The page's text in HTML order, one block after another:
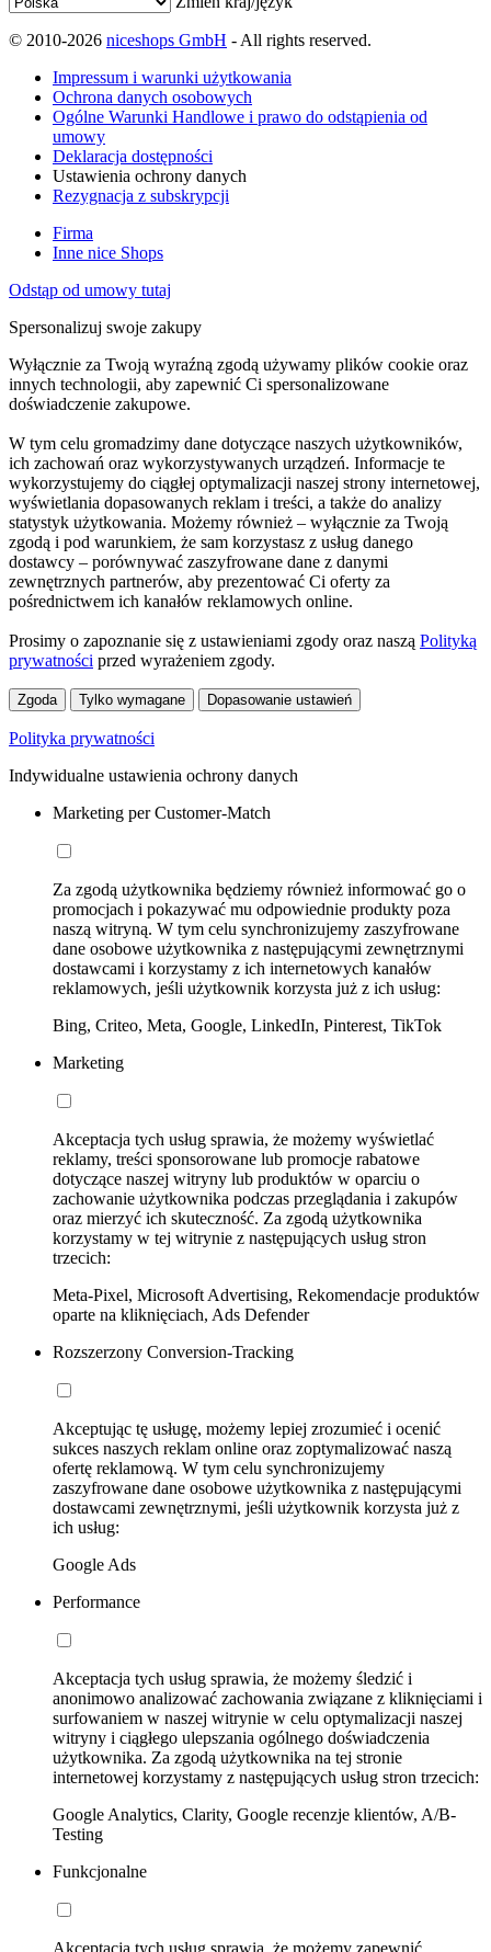
© 2010-2026 niceshops GmbH - All rights reserved.
Impressum i warunki użytkowania
Ochrona danych osobowych
Ogólne Warunki Handlowe i prawo do odstąpienia od
umowy
Deklaracja dostępności
Ustawienia ochrony danych
Rezygnacja z subskrypcji
Firma
Inne nice Shops
Odstąp od umowy tutaj
Spersonalizuj swoje zakupy
Wyłącznie za Twoją wyraźną zgodą używamy plików cookie oraz
innych technologii, aby zapewnić Ci spersonalizowane
doświadczenie zakupowe.
W tym celu gromadzimy dane dotyczące naszych użytkowników,
ich zachowań oraz wykorzystywanych urządzeń. Informacje te
wykorzystujemy do ciągłej optymalizacji naszej strony internetowej,
wyświetlania dopasowanych reklam i treści, a także do analizy
statystyk użytkowania. Możemy również – wyłącznie za Twoją
zgodą i pod warunkiem, że sam korzystasz z usług danego
dostawcy – porównywać zaszyfrowane dane z danymi
zewnętrznych partnerów, aby prezentować Ci oferty za
pośrednictwem ich kanałów reklamowych online.
Prosimy o zapoznanie się z ustawieniami zgody oraz naszą Polityką
prywatności przed wyrażeniem zgody.
Zgoda Tylko wymagane Dopasowanie ustawień
Polityka prywatności
Indywidualne ustawienia ochrony danych
Marketing per Customer-Match
Za zgodą użytkownika będziemy również informować go o
promocjach i pokazywać mu odpowiednie produkty poza
naszą witryną. W tym celu synchronizujemy zaszyfrowane
dane osobowe użytkownika z następującymi zewnętrznymi
dostawcami i korzystamy z ich internetowych kanałów
reklamowych, jeśli użytkownik korzysta już z ich usług:
Bing, Criteo, Meta, Google, LinkedIn, Pinterest, TikTok
Marketing
Akceptacja tych usług sprawia, że możemy wyświetlać
reklamy, treści sponsorowane lub promocje rabatowe
dotyczące naszej witryny lub produktów w oparciu o
zachowanie użytkownika podczas przeglądania i zakupów
oraz mierzyć ich skuteczność. Za zgodą użytkownika
korzystamy w tej witrynie z następujących usług stron
trzecich:
Meta-Pixel, Microsoft Advertising, Rekomendacje produktów
oparte na kliknięciach, Ads Defender
Rozszerzony Conversion-Tracking
Akceptując tę usługę, możemy lepiej zrozumieć i ocenić
sukces naszych reklam online oraz zoptymalizować naszą
ofertę reklamową. W tym celu synchronizujemy
zaszyfrowane dane osobowe użytkownika z następującymi
dostawcami zewnętrznymi, jeśli użytkownik korzysta już z
ich usług:
Google Ads
Performance
Akceptacja tych usług sprawia, że możemy śledzić i
anonimowo analizować zachowania związane z kliknięciami i
surfowaniem w naszej witrynie w celu optymalizacji naszej
witryny i ciągłego ulepszania ogólnego doświadczenia
użytkownika. Za zgodą użytkownika na tej stronie
internetowej korzystamy z następujących usług stron trzecich:
Google Analytics, Clarity, Google recenzje klientów, A/B-
Testing
Funkcjonalne